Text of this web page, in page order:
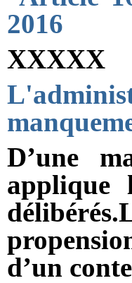
2016
XXXXX
D’une
applique
d’un